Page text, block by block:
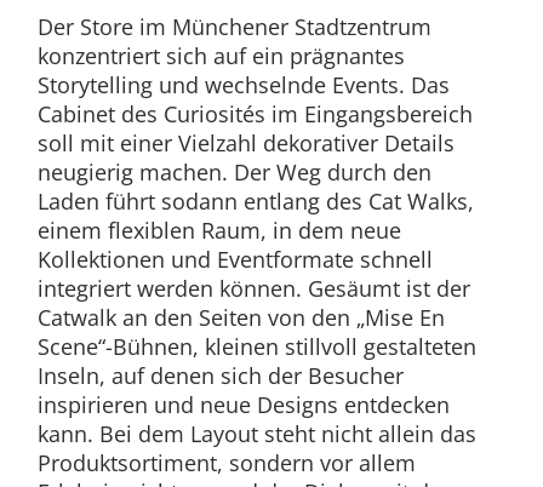
Der Store im Münchener Stadtzentrum
konzentriert sich auf ein prägnantes
Storytelling und wechselnde Events. Das
Cabinet des Curiosités im Eingangsbereich
soll mit einer Vielzahl dekorativer Details
neugierig machen. Der Weg durch den
Laden führt sodann entlang des Cat Walks,
einem flexiblen Raum, in dem neue
Kollektionen und Eventformate schnell
integriert werden können. Gesäumt ist der
Catwalk an den Seiten von den „Mise En
Scene“-Bühnen, kleinen stillvoll gestalteten
Inseln, auf denen sich der Besucher
inspirieren und neue Designs entdecken
kann. Bei dem Layout steht nicht allein das
Produktsortiment, sondern vor allem